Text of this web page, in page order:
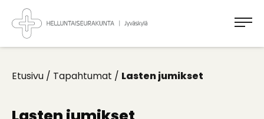
Takaisin
ylös
Jyväskylän
Helluntaiseurakunta
Koti
Etusivu / Tapahtumat / Lasten jumikset